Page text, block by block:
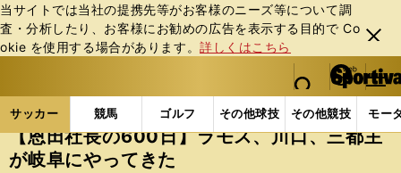
当サイトでは当社の提携先等がお客様のニーズ等について調
査・分析したり、お客様にお勧めの広告を表⽰する⽬的で Co
okie を使⽤する場合があります。詳しくはこちら
閉じ
る
web Sportiva (webスポルティーバ)
検索
マイペ
ー
ジ
メニュ
サッカー 競馬 ゴルフ その他球技 その他競技 モー
ス
ポ
ル
サッカーの記事一覧 Jリーグ他 Jリーグ 【恩田
【恩田社長の600日】ラモス、川口、三都主
が岐阜にやってきた